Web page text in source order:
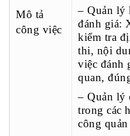
Mô tả
công việc
– Quản lý
đánh giá:
kiểm tra
thi, nội
việc đánh
quan,
– Quản lý
trong các
công